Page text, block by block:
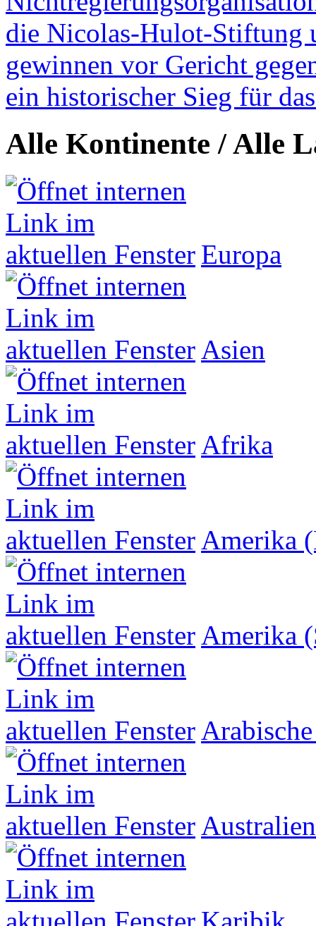
die Nicolas-Hulot-Stiftung
gewinnen vor Gericht
ein historischer Sieg für
Alle Kontinente / Alle
Europa
Asien
Afrika
Amerika
Amerika
Australien